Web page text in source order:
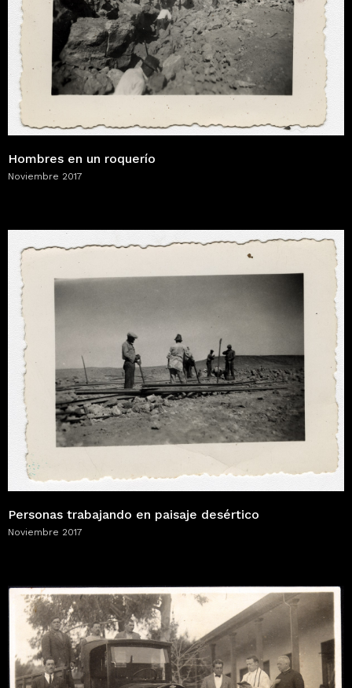
Hombres en un roquerío
Noviembre 2017
Personas trabajando en paisaje desértico
Noviembre 2017